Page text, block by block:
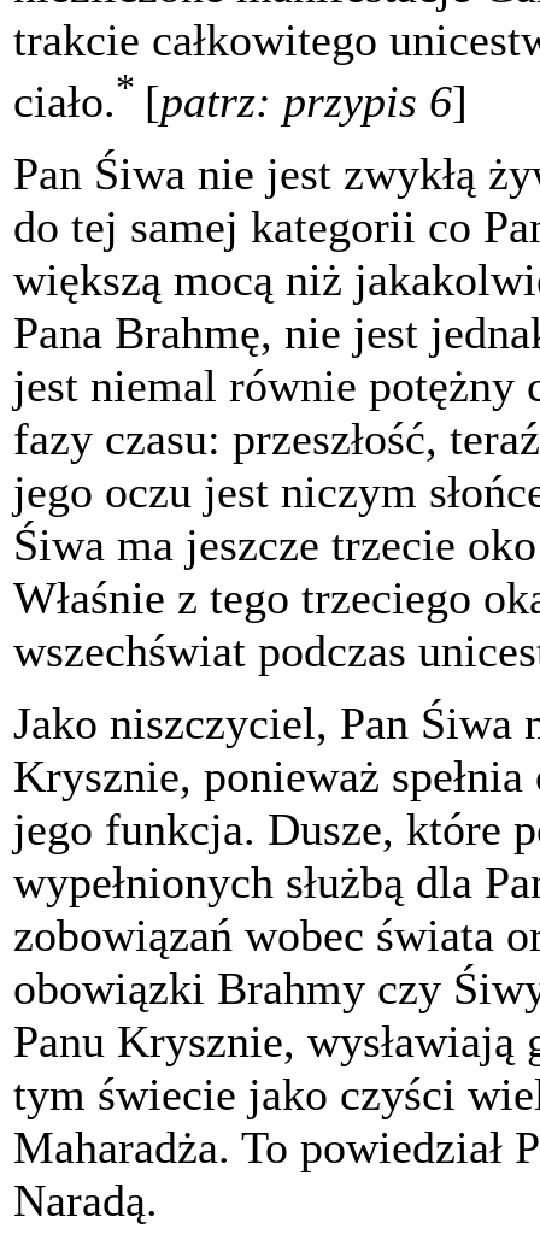
trakcie całkowitego
ciało.* [patrz: przypis 6]
Pan Śiwa nie jest zwykłą
do tej samej kategorii co
większą mocą niż
Pana Brahmę, nie jest
jest niemal równie
fazy czasu: przeszłość,
jego oczu jest niczym
Śiwa ma jeszcze trzecie
Właśnie z tego trzeciego
wszechświat podczas
Jako niszczyciel, Pan Śiwa
Krysznie, ponieważ
jego funkcja. Dusze, które
wypełnionych służbą dla
zobowiązań wobec świata
obowiązki Brahmy czy
Panu Krysznie,
tym świecie jako czyści
Maharadża. To powiedział
Naradą.